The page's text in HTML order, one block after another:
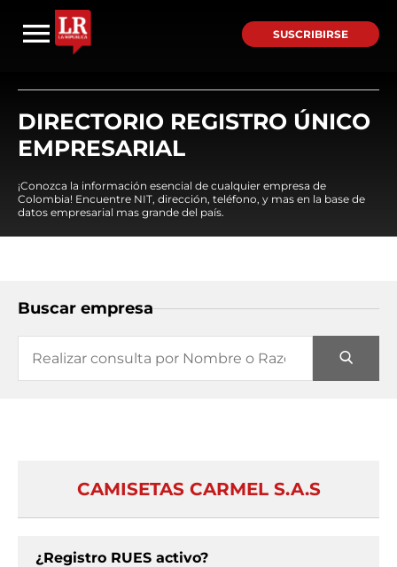
SUSCRIBIRSE
DIRECTORIO REGISTRO ÚNICO
EMPRESARIAL
¡Conozca la información esencial de cualquier empresa de
Colombia! Encuentre NIT, dirección, teléfono, y mas en la base de
datos empresarial mas grande del país.
Buscar empresa
CAMISETAS CARMEL S.A.S
¿Registro RUES activo?